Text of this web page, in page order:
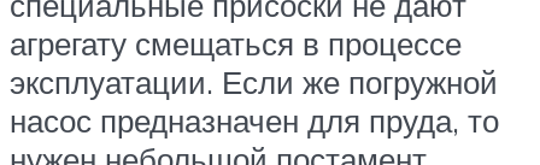
агрегату смещаться в процессе
эксплуатации. Если же погружной
насос предназначен для пруда, то